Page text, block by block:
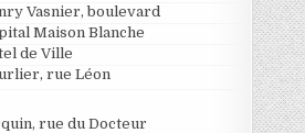
Vasnier, boulevard
Maison Blanche
de Ville
rue Léon
rue du Docteur